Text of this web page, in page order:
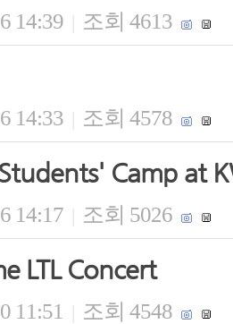
14:39 | 조회 4613
14:33 | 조회 4578
Camp at
14:17 | 조회 5026
LTL Concert
11:51 | 조회 4548